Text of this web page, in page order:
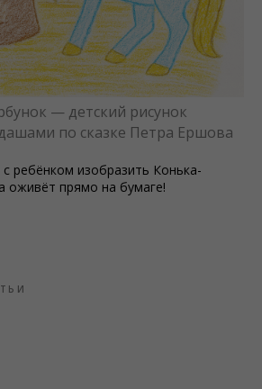
— детский рисунок
по сказке Петра Ершова
ребёнком изобразить Конька-
оживёт прямо на бумаге!